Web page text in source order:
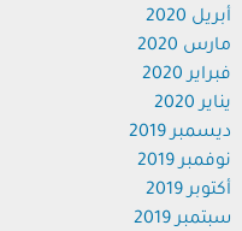
أبريل 2020
مارس 2020
فبراير 2020
يناير 2020
ديسمبر 2019
نوفمبر 2019
أكتوبر 2019
سبتمبر 2019